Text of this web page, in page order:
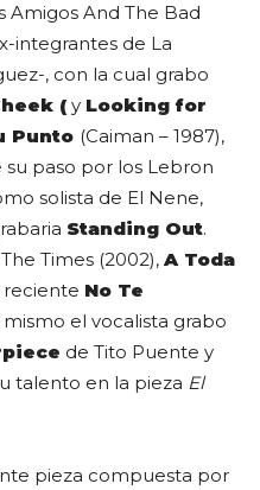
Amigos And The Bad
integrantes de La
, con la cual grabo
(y Looking for
Punto (Caiman – 1987),
paso por los Lebron
solista de El Nene,
Standing Out.
Times (2002), A Toda
reciente No Te
mismo el vocalista grabo
de Tito Puente y
talento en la pieza El
pieza compuesta por